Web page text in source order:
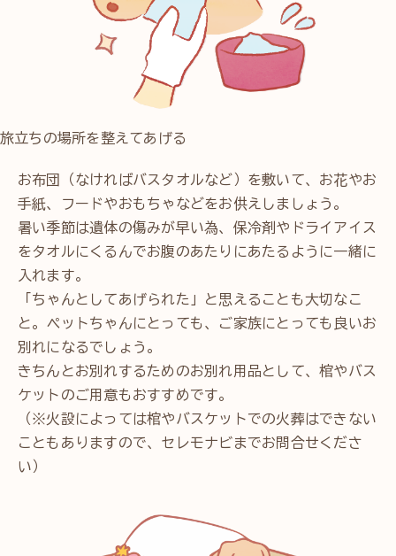
旅立ちの場所を整えてあげる
お布団（なければバスタオルなど）を敷いて、お花やお
手紙、フードやおもちゃなどをお供えしましょう。
暑い季節は遺体の傷みが早い為、保冷剤やドライアイス
をタオルにくるんでお腹のあたりにあたるように一緒に
入れます。
「ちゃんとしてあげられた」と思えることも大切なこ
と。ペットちゃんにとっても、ご家族にとっても良いお
別れになるでしょう。
きちんとお別れするためのお別れ用品として、棺やバス
ケットのご用意もおすすめです。
（※火設によっては棺やバスケットでの火葬はできない
こともありますので、セレモナビまでお問合せくださ
い）